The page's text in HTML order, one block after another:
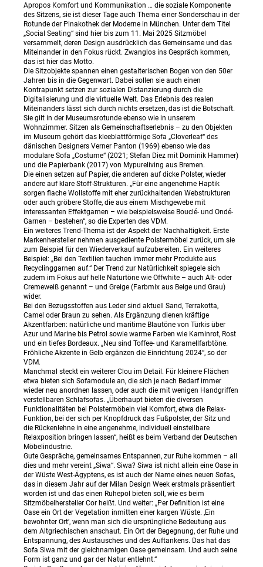
Apropos Komfort und Kommunikation … die soziale Komponente
des Sitzens, sie ist dieser Tage auch Thema einer Sonderschau in der
Rotunde der Pinakothek der Moderne in München. Unter dem Titel
„Social Seating“ sind hier bis zum 11. Mai 2025 Sitzmöbel
versammelt, deren Design ausdrücklich das Gemeinsame und das
Miteinander in den Fokus rückt. Zwanglos ins Gespräch kommen,
das ist hier das Motto.
Die Sitzobjekte spannen einen gestalterischen Bogen von den 50er
Jahren bis in die Gegenwart. Dabei sollen sie auch einen
Kontrapunkt setzen zur sozialen Distanzierung durch die
Digitalisierung und die virtuelle Welt. Das Erlebnis des realen
Miteinanders lässt sich durch nichts ersetzen, das ist die Botschaft.
Sie gilt in der Museumsrotunde ebenso wie in unserem
Wohnzimmer. Sitzen als Gemeinschaftserlebnis – zu den Objekten
im Museum gehört das kleeblattförmige Sofa „Cloverleaf“ des
dänischen Designers Verner Panton (1969) ebenso wie das
modulare Sofa „Costume“ (2021; Stefan Diez mit Dominik Hammer)
und die Papierbank (2017) von Mypureliving aus Bremen.
Die einen setzen auf Papier, die anderen auf dicke Polster, wieder
andere auf klare Stoff-Strukturen. „Für eine angenehme Haptik
sorgen flache Wollstoffe mit eher zurückhaltenden Webstrukturen
oder auch gröbere Stoffe, die aus einem Mischgewebe mit
interessanten Effektgarnen – wie beispielsweise Bouclé- und Ondé-
Garnen – bestehen“, so die Experten des VDM.
Ein weiteres Trend-Thema ist der Aspekt der Nachhaltigkeit. Erste
Markenhersteller nehmen ausgediente Polstermöbel zurück, um sie
zum Beispiel für den Wiederverkauf aufzubereiten. Ein weiteres
Beispiel: „Bei den Textilien tauchen immer mehr Produkte aus
Recyclinggarnen auf.“ Der Trend zur Natürlichkeit spiegele sich
zudem im Fokus auf helle Naturtöne wie Offwhite – auch Alt- oder
Cremeweiß genannt – und Greige (Farbmix aus Beige und Grau)
wider.
Bei den Bezugsstoffen aus Leder sind aktuell Sand, Terrakotta,
Camel oder Braun zu sehen. Als Ergänzung dienen kräftige
Akzentfarben: natürliche und maritime Blautöne von Türkis über
Azur und Marine bis Petrol sowie warme Farben wie Kaminrot, Rost
und ein tiefes Bordeaux. „Neu sind Toffee- und Karamellfarbtöne.
Fröhliche Akzente in Gelb ergänzen die Einrichtung 2024“, so der
VDM.
Manchmal steckt ein weiterer Clou im Detail. Für kleinere Flächen
etwa bieten sich Sofamodule an, die sich je nach Bedarf immer
wieder neu anordnen lassen, oder auch die mit wenigen Handgriffen
verstellbaren Schlafsofas. „Überhaupt bieten die diversen
Funktionalitäten bei Polstermöbeln viel Komfort, etwa die Relax-
Funktion, bei der sich per Knopfdruck das Fußpolster, der Sitz und
die Rückenlehne in eine angenehme, individuell einstellbare
Relaxposition bringen lassen“, heißt es beim Verband der Deutschen
Möbelindustrie.
Gute Gespräche, gemeinsames Entspannen, zur Ruhe kommen – all
dies und mehr vereint „Siwa“. Siwa? Siwa ist nicht allein eine Oase in
der Wüste West-Ägyptens, es ist auch der Name eines neuen Sofas,
das in diesem Jahr auf der Milan Design Week erstmals präsentiert
worden ist und das einen Ruhepol bieten soll, wie es beim
Sitzmöbelhersteller Cor heißt. Und weiter: „Per Definition ist eine
Oase ein Ort der Vegetation inmitten einer kargen Wüste. ‚Ein
bewohnter Ort’, wenn man sich die ursprüngliche Bedeutung aus
dem Altgriechischen anschaut. Ein Ort der Begegnung, der Ruhe und
Entspannung, des Austausches und des Auftankens. Das hat das
Sofa Siwa mit der gleichnamigen Oase gemeinsam. Und auch seine
Form ist ganz und gar der Natur entlehnt.“